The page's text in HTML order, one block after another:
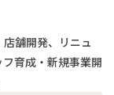
舗開発、リニュ
育成・新規事業開